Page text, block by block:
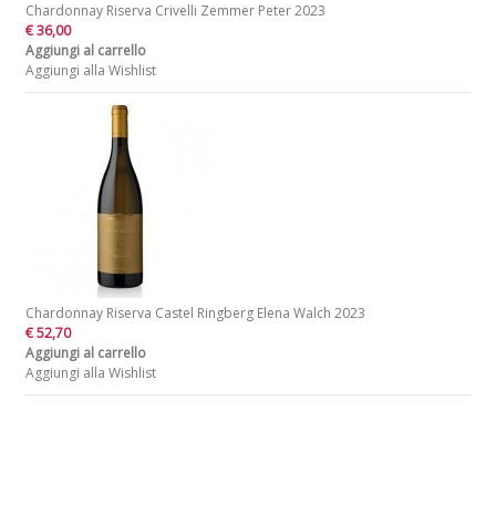
Chardonnay Riserva Crivelli Zemmer Peter 2023
€ 36,00
Aggiungi al carrello
Aggiungi alla Wishlist
Chardonnay Riserva Castel Ringberg Elena Walch 2023
€ 52,70
Aggiungi al carrello
Aggiungi alla Wishlist